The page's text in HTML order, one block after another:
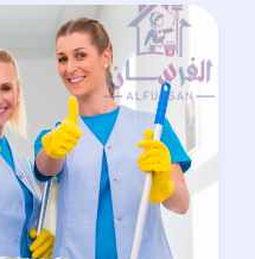
خادمات
للتنازل
بريدة
|
مكتب
الفرسان
لنقل